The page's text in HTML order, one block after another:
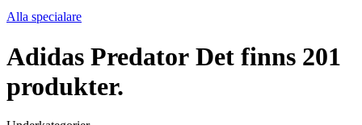
Alla specialare
Adidas Predator Det finns 201
produkter.